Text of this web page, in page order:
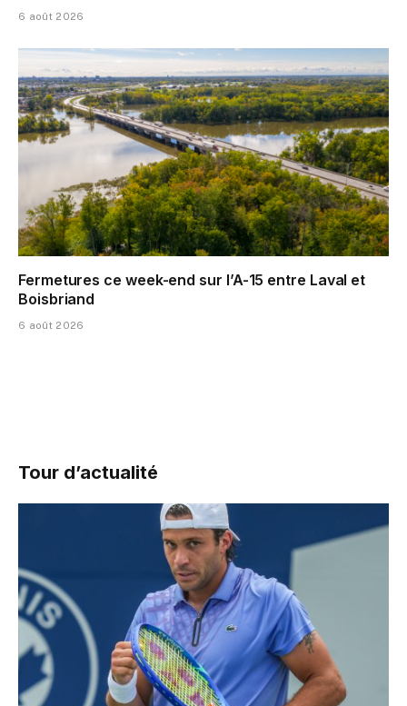
6 août 2026
Fermetures ce week-end sur l’A-15 entre Laval et
Boisbriand
6 août 2026
Tour d’actualité